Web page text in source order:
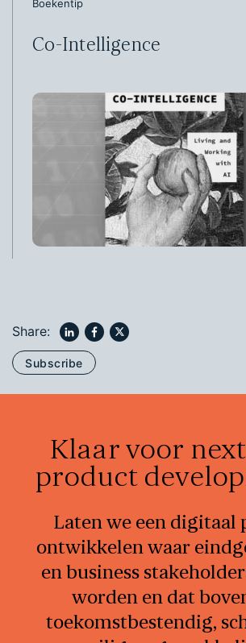
Boekentip
Co-Intelligence
Share:
Subscribe
Klaar voor
product
Laten we een digitaal
ontwikkelen waar
en business
worden en dat
toekomstbestendig,